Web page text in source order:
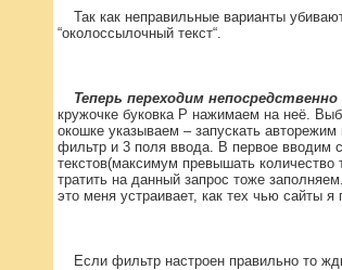
Так как неправильные варианты
“околоссылочный текст“.
Теперь переходим непосредственно
кружочке буковка Р нажимаем на неё.
окошке указываем – запускать
фильтр и 3 поля ввода. В первое вводим
текстов(максимум превышать
тратить на данный запрос тоже
это меня устраивает, как тех чью сайты
Если фильтр настроен правильно то